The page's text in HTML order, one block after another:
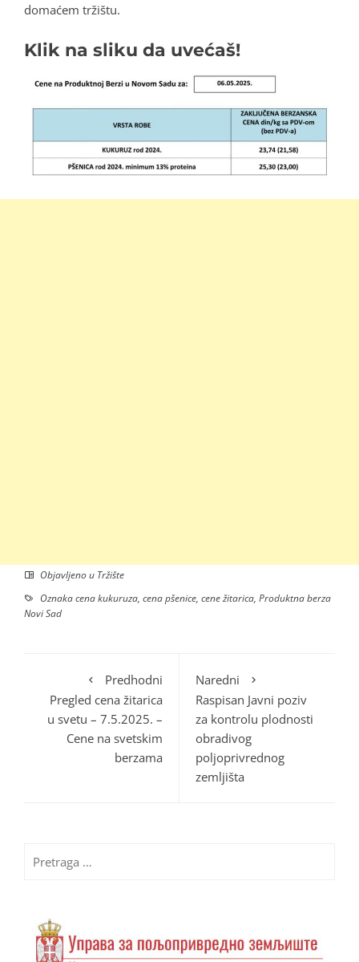
domaćem tržištu.
Klik na sliku da uvećaš!
Objavljeno u Tržište
Oznakacena kukuruza, cena pšenice, cene žitarica, Produktna berza
Novi Sad
Predhodni
Pregled cena žitarica
u svetu – 7.5.2025. –
Cene na svetskim
berzama
Naredni
Raspisan Javni poziv
za kontrolu plodnosti
obradivog
poljoprivrednog
zemljišta
za: